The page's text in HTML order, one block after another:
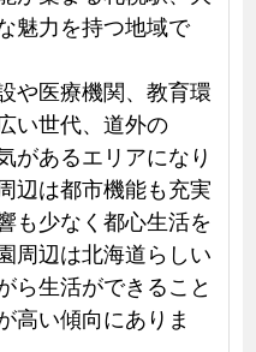
魅力を持つ地域で
や医療機関、教育環
い世代、道外の
があるエリアになり
辺は都市機能も充実
も少なく都心生活を
周辺は北海道らしい
ら生活ができること
高い傾向にありま